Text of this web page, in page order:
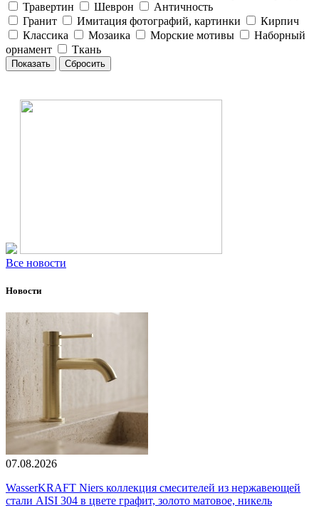
Травертин
Шеврон
Античность
Гранит
Имитация фотографий, картинки
Кирпич
Классика
Мозаика Морские мотивы
Наборный
орнамент
Ткань
Все новости
Новости
07.08.2026
WasserKRAFT Niers коллекция смесителей из нержавеющей
стали AISI 304 в цвете графит, золото матовое, никель